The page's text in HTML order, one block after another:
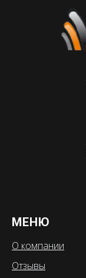
МЕНЮ
О компании
Отзывы